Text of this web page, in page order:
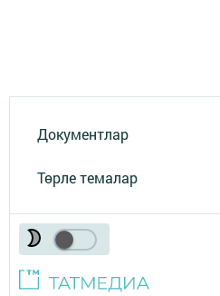
Документлар
Төрле темалар